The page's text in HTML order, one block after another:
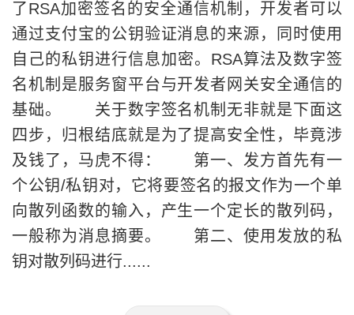
了RSA加密签名的安全通信机制，开发者可以
通过支付宝的公钥验证消息的来源，同时使用
自己的私钥进行信息加密。RSA算法及数字签
名机制是服务窗平台与开发者网关安全通信的
基础。 关于数字签名机制无非就是下面这
四步，归根结底就是为了提高安全性，毕竟涉
及钱了，马虎不得： 第一、发方首先有一
个公钥/私钥对，它将要签名的报文作为一个单
向散列函数的输入，产生一个定长的散列码，
一般称为消息摘要。 第二、使用发放的私
钥对散列码进行......